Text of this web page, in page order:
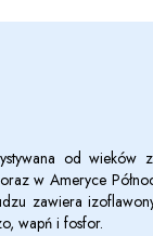
od wieków
w Ameryce
zawiera
wapń i fosfor.